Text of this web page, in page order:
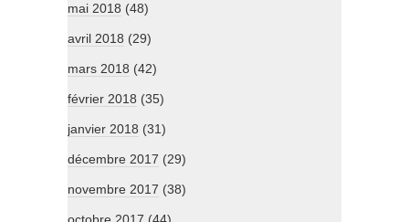
mai 2018 (48)
avril 2018 (29)
mars 2018 (42)
février 2018 (35)
janvier 2018 (31)
décembre 2017 (29)
novembre 2017 (38)